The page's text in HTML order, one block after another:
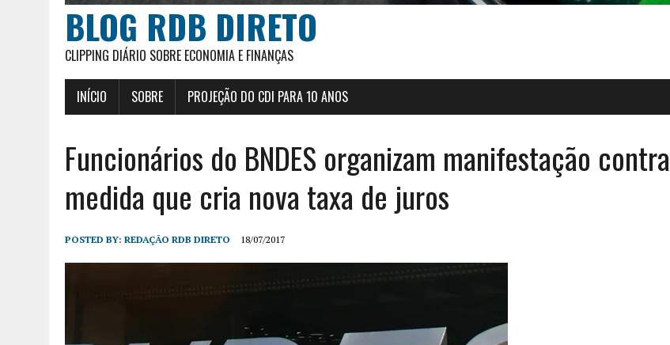
BLOG RDB DIRETO
CLIPPING DIÁRIO SOBRE ECONOMIA E FINANÇAS
INÍCIO SOBRE PROJEÇÃO DO CDI PARA 10 ANOS
Funcionários do BNDES organizam manifestação contra
medida que cria nova taxa de juros
POSTED BY: REDAÇÃO RDB DIRETO 18/07/2017